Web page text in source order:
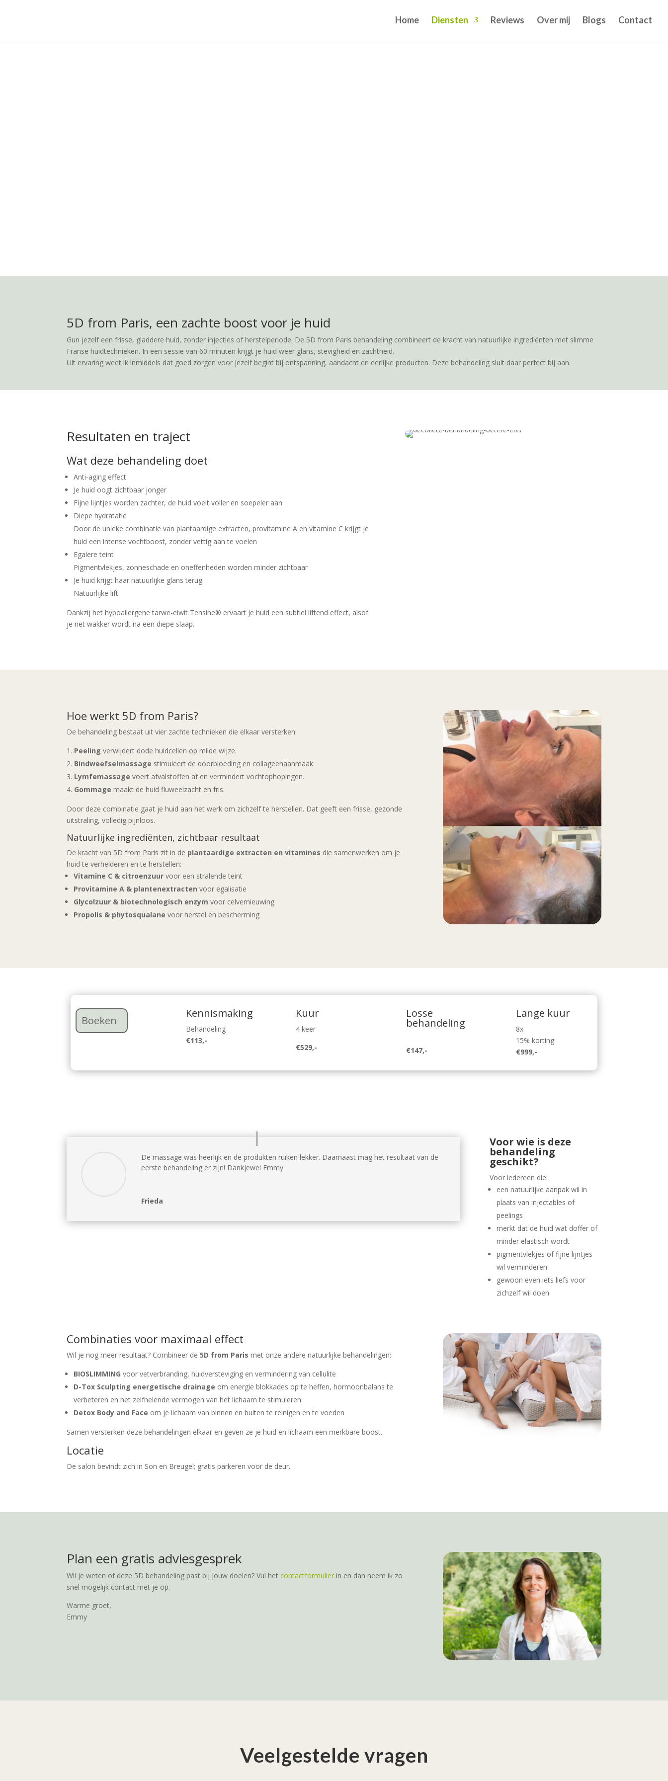
Home Diensten Reviews Over mij Blogs Contact
5D from Paris, een zachte boost voor je huid
Gun jezelf een frisse, gladdere huid, zonder injecties of herstelperiode. De 5D from Paris behandeling combineert de kracht van natuurlijke ingrediënten met slimme
Franse huidtechnieken. In een sessie van 60 minuten krijgt je huid weer glans, stevigheid en zachtheid.
Uit ervaring weet ik inmiddels dat goed zorgen voor jezelf begint bij ontspanning, aandacht en eerlijke producten. Deze behandeling sluit daar perfect bij aan.
Resultaten en traject
Wat deze behandeling doet
Anti-aging effect
Je huid oogt zichtbaar jonger
Fijne lijntjes worden zachter, de huid voelt voller en soepeler aan
Diepe hydratatie
Door de unieke combinatie van plantaardige extracten, provitamine A en vitamine C krijgt je
huid een intense vochtboost, zonder vettig aan te voelen
Egalere teint
Pigmentvlekjes, zonneschade en oneffenheden worden minder zichtbaar
Je huid krijgt haar natuurlijke glans terug
Natuurlijke lift
Dankzij het hypoallergene tarwe-eiwit Tensine® ervaart je huid een subtiel liftend effect, alsof
je net wakker wordt na een diepe slaap.
Hoe werkt 5D from Paris?
De behandeling bestaat uit vier zachte technieken die elkaar versterken:
Peeling verwijdert dode huidcellen op milde wijze.
Bindweefselmassage stimuleert de doorbloeding en collageenaanmaak.
Lymfemassage voert afvalstoffen af en vermindert vochtophopingen.
Gommage maakt de huid fluweelzacht en fris.
Door deze combinatie gaat je huid aan het werk om zichzelf te herstellen. Dat geeft een frisse, gezonde
uitstraling, volledig pijnloos.
Natuurlijke ingrediënten, zichtbaar resultaat
De kracht van 5D from Paris zit in de plantaardige extracten en vitamines die samenwerken om je
huid te verhelderen en te herstellen:
Vitamine C & citroenzuur voor een stralende teint
Provitamine A & plantenextracten voor egalisatie
Glycolzuur & biotechnologisch enzym voor celvernieuwing
Propolis & phytosqualane voor herstel en bescherming
Boeken
Kennismaking
Behandeling
€113,-
Kuur
4 keer
€529,-
Losse
behandeling
€147,-
Lange kuur
8x
15% korting
€999,-
De massage was heerlijk en de produkten ruiken lekker. Daarnaast mag het resultaat van de
eerste behandeling er zijn! Dankjewel Emmy
Frieda
Voor wie is deze
behandeling
geschikt?
Voor iedereen die:
een natuurlijke aanpak wil in
plaats van injectables of
peelings
merkt dat de huid wat doffer of
minder elastisch wordt
pigmentvlekjes of fijne lijntjes
wil verminderen
gewoon even iets liefs voor
zichzelf wil doen
Combinaties voor maximaal effect
Wil je nog meer resultaat? Combineer de5D from Paris met onze andere natuurlijke behandelingen:
BIOSLIMMING voor vetverbranding, huidversteviging en vermindering van cellulite
D-Tox Sculpting energetische drainage om energie blokkades op te heffen, hormoonbalans te
verbeteren en het zelfhelende vermogen van het lichaam te stimuleren
Detox Body and Face om je lichaam van binnen en buiten te reinigen en te voeden
Samen versterken deze behandelingen elkaar en geven ze je huid en lichaam een merkbare boost.
Locatie
De salon bevindt zich in Son en Breugel; gratis parkeren voor de deur.
Plan een gratis adviesgesprek
Wil je weten of deze 5D behandeling past bij jouw doelen? Vul hetcontactformulier in en dan neem ik zo
snel mogelijk contact met je op.
Warme groet,
Emmy
Veelgestelde vragen